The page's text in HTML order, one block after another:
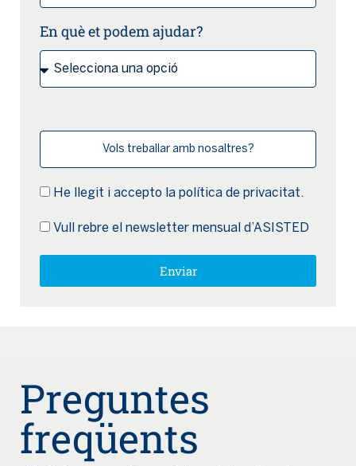
En què et podem ajudar?
Vols treballar amb nosaltres?
He llegit i accepto la política de privacitat.
Vull rebre el newsletter mensual d’ASISTED
Enviar
Preguntes
freqüents